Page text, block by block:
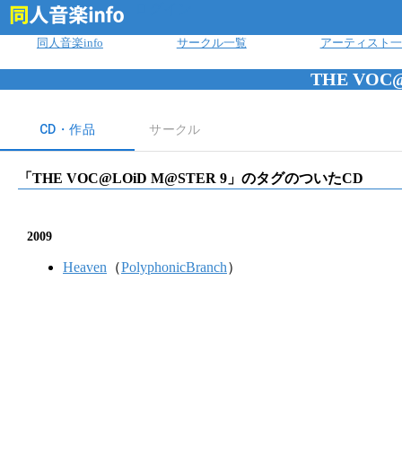
同人音楽info サークル一覧 アーティスト
THE
CD・作品 サークル
「 THE VOC@LOiD M@STER 9 」のタグのついたCD
2009
Heaven （PolyphonicBranch）